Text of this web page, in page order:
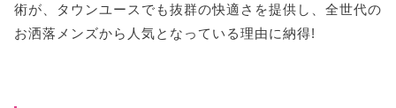
術が、タウンユースでも抜群の快適さを提供し、全世代の
お洒落メンズから人気となっている理由に納得!